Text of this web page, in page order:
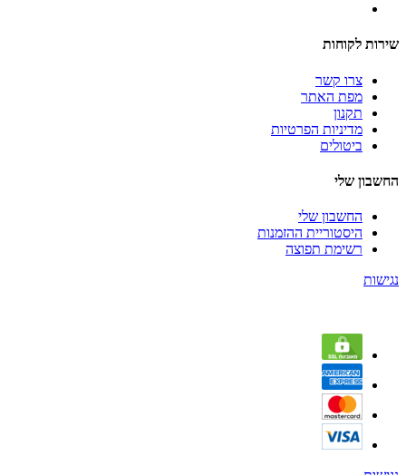
שירות לקוחות
צרו קשר
מפת האתר
תקנון
מדיניות הפרטיות
ביטולים
החשבון שלי
החשבון שלי
היסטוריית ההזמנות
רשימת תפוצה
נגישות